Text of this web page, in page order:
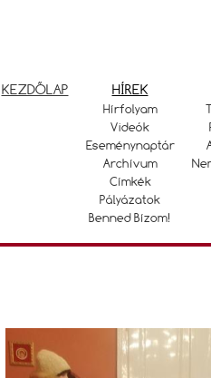
KEZDŐLAP HÍREK
Hírfolyam
Videók
Eseménynaptár
Archívum
Címkék
Pályázatok
Benned Bízom!